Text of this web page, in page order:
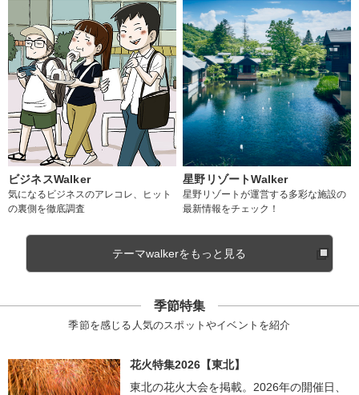
ビジネスWalker
気になるビジネスのアレコレ、ヒット
の裏側を徹底調査
星野リゾートWalker
星野リゾートが運営する多彩な施設の
最新情報をチェック！
テーマwalkerをもっと見る
季節特集
季節を感じる人気のスポットやイベントを紹介
花火特集2026【東北】
東北の花火大会を掲載。2026年の開催日、